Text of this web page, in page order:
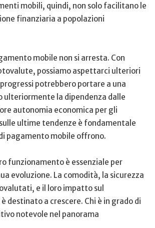
mobili, ‌quindi, non solo facilitano le
finanziaria a popolazioni
⁣mobile‍ non si arresta. Con
possiamo aspettarci ulteriori
​potrebbero portare‌ a una
la dipendenza dalle
autonomia economica per gli
ultime tendenze è fondamentale
⁢pagamento mobile ⁣offrono.
funzionamento è essenziale per
evoluzione. La comodità, la sicurezza
e il loro impatto sul⁣
destinato a crescere. ⁤Chi ​è in grado di
notevole nel panorama